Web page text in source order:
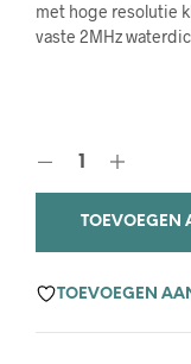
met hoge resolutie
vaste 2MHz
TOEVOEGEN
TOEVOEGEN